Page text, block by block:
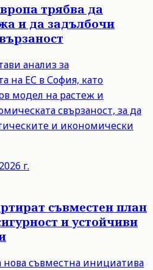
трябва да
и да задълбочи
анализ за
на ЕС в София, като
модел на растеж и
свързаност, за да
и икономически
г.
съвместен план
и устойчиви
съвместна инициатива